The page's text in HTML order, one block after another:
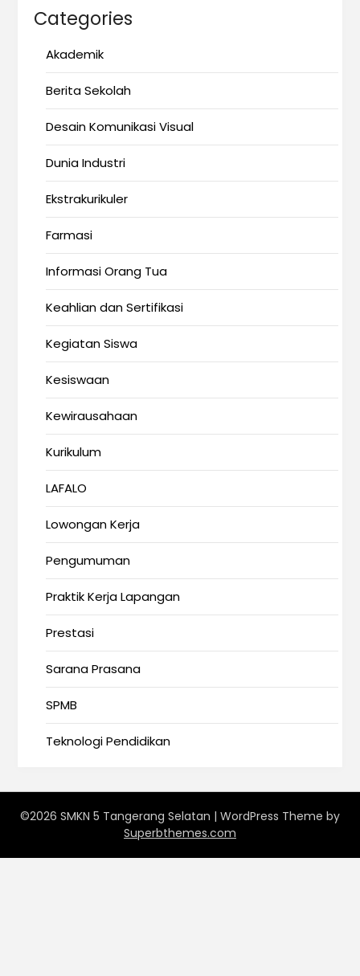
Categories
Akademik
Berita Sekolah
Desain Komunikasi Visual
Dunia Industri
Ekstrakurikuler
Farmasi
Informasi Orang Tua
Keahlian dan Sertifikasi
Kegiatan Siswa
Kesiswaan
Kewirausahaan
Kurikulum
LAFALO
Lowongan Kerja
Pengumuman
Praktik Kerja Lapangan
Prestasi
Sarana Prasana
SPMB
Teknologi Pendidikan
©2026 SMKN 5 Tangerang Selatan | WordPress Theme by
Superbthemes.com